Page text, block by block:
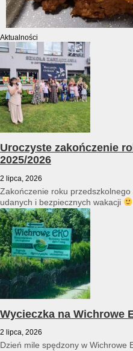
Aktualności
Uroczyste zakończenie
2025/2026
2 lipca, 2026
Zakończenie roku
udanych i bezpiecznych wakacji
Wycieczka na Wichrowe
2 lipca, 2026
Dzień mile spędzony w Wichrowe